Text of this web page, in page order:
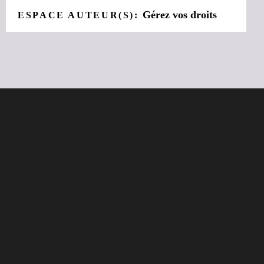
ESPACE AUTEUR(S): Gérez vos droits